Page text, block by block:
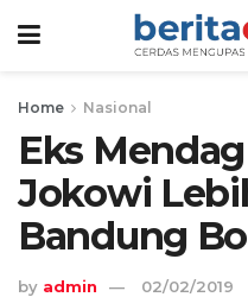
Home Nasional
Eks Mendag
Jokowi
Bandung
by admin 02/02/2019